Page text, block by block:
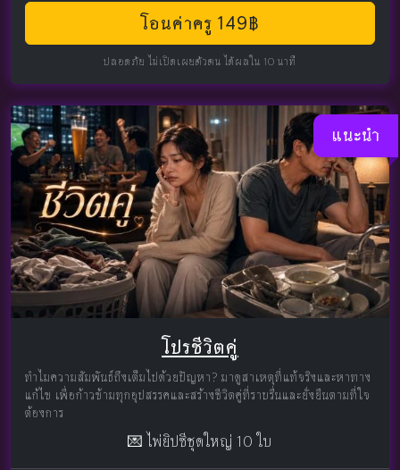
โอนค่าครู 149฿
ปลอดภัย ไม่เปิดเผยตัวตน ได้ผลใน 10 นาที
แนะนำ
โปรชีวิตคู่
ทำไมความสัมพันธ์ถึงเต็มไปด้วยปัญหา? มาดูสาเหตุที่แท้จริงและหาทาง
แก้ไข เพื่อก้าวข้ามทุกอุปสรรคและสร้างชีวิตคู่ที่ราบรื่นและยั่งยืนตามที่ใจ
ต้องการ
💌 ไพ่ยิปซีชุดใหญ่ 10 ใบ